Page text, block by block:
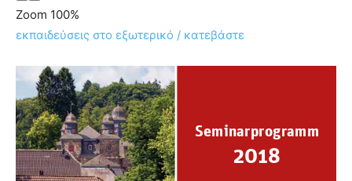
Zoom 100%
εκπαιδεύσεις στο εξωτερικό / κατεβάστε